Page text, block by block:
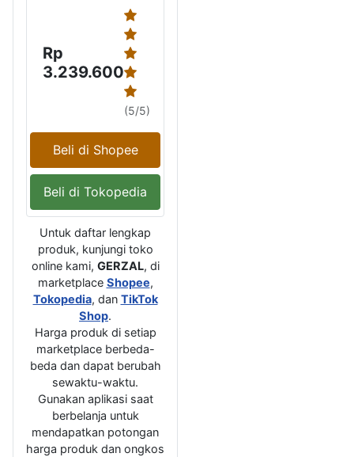
Rp
3.239.600
(5/5)
Beli di Shopee
Beli di Tokopedia
Untuk daftar lengkap
produk, kunjungi toko
online kami, GERZAL, di
marketplace Shopee,
Tokopedia, dan TikTok
Shop.
Harga produk di setiap
marketplace berbeda-
beda dan dapat berubah
sewaktu-waktu.
Gunakan aplikasi saat
berbelanja untuk
mendapatkan potongan
harga produk dan ongkos